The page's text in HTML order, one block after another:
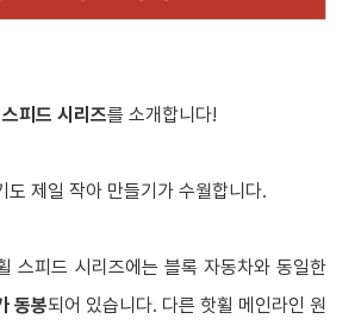
피드 시리즈를 소개합니다!
도 제일 작아 만들기가 수월합니다.
스피드 시리즈에는 블록 자동차와 동일한
동봉되어 있습니다. 다른 핫휠 메인라인 원